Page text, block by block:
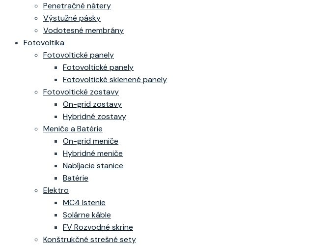
Penetračné nátery
Výstužné pásky
Vodotesné membrány
Fotovoltika
Fotovoltické panely
Fotovoltické panely
Fotovoltické sklenené panely
Fotovoltické zostavy
On-grid zostavy
Hybridné zostavy
Meniče a Batérie
On-grid meniče
Hybridné meniče
Nabíjacie stanice
Batérie
Elektro
MC4 Istenie
Solárne káble
FV Rozvodné skrine
Konštrukčné strešné sety